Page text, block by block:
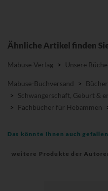
Ähnliche Artikel finden
Mabuse-Verlag > Unsere
Mabuse-Buchversand > Bücher
> Schwangerschaft, Geburt &
> Fachbücher für Hebammen
Das könnte Ihnen auch gefallen
weitere Produkte der